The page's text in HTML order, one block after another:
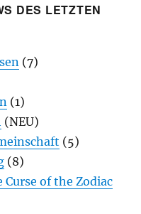
DES LETZTEN
(7)
(1)
(NEU)
(5)
(8)
Curse of the Zodiac